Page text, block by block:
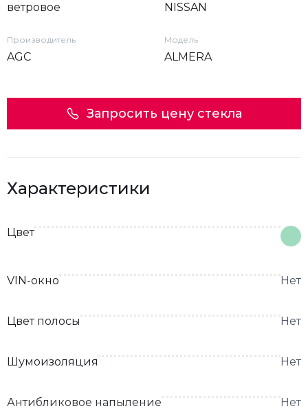
ветровое NISSAN
Производитель
AGC
Модель
ALMERA
Запросить цену стекла
Характеристики
Цвет
VIN-окно Нет
Цвет полосы Нет
Шумоизоляция Нет
Антибликовое напыление Нет